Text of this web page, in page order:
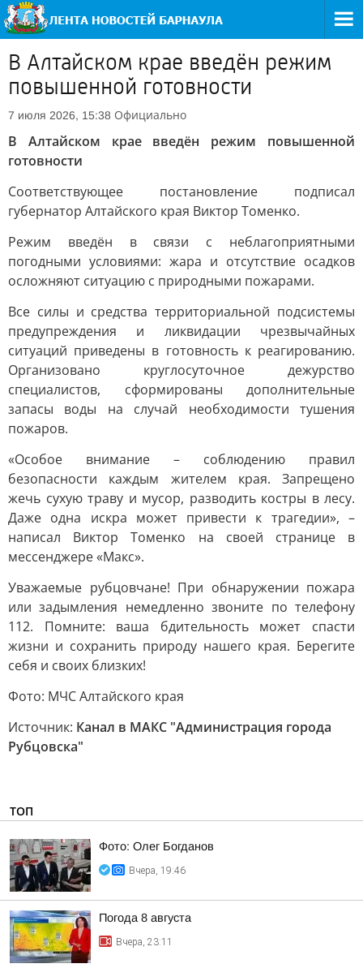
В Алтайском крае введён режим
повышенной готовности
7 июля 2026, 15:38 Официально
В Алтайском крае введён режим повышенной
готовности
Соответствующее постановление подписал
губернатор Алтайского края Виктор Томенко.
Режим введён в связи с неблагоприятными
погодными условиями: жара и отсутствие осадков
осложняют ситуацию с природными пожарами.
Все силы и средства территориальной подсистемы
предупреждения и ликвидации чрезвычайных
ситуаций приведены в готовность к реагированию.
Организовано круглосуточное дежурство
специалистов, сформированы дополнительные
запасы воды на случай необходимости тушения
пожаров.
«Особое внимание – соблюдению правил
безопасности каждым жителем края. Запрещено
жечь сухую траву и мусор, разводить костры в лесу.
Даже одна искра может привести к трагедии», –
написал Виктор Томенко на своей странице в
мессенджере «Макс».
Уважаемые рубцовчане! При обнаружении пожара
или задымления немедленно звоните по телефону
112. Помните: ваша бдительность может спасти
жизни и сохранить природу нашего края. Берегите
себя и своих близких!
Фото: МЧС Алтайского края
Источник: Канал в МАКС "Администрация города
Рубцовска"
ТОП
Фото: Олег Богданов
Вчера, 19:46
Погода 8 августа
Вчера, 23:11